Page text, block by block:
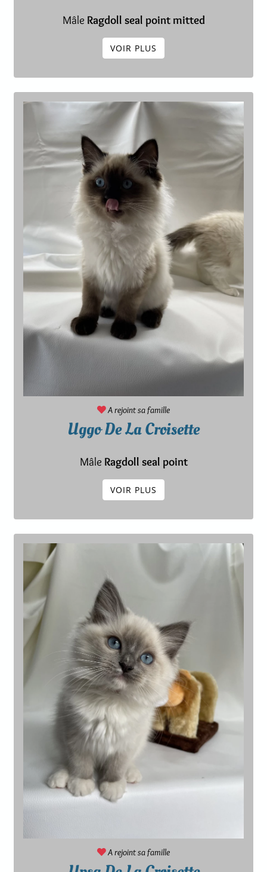
Mâle Ragdoll seal point mitted
VOIR PLUS
A rejoint sa famille
Uggo De La Croisette
Mâle Ragdoll seal point
VOIR PLUS
A rejoint sa famille